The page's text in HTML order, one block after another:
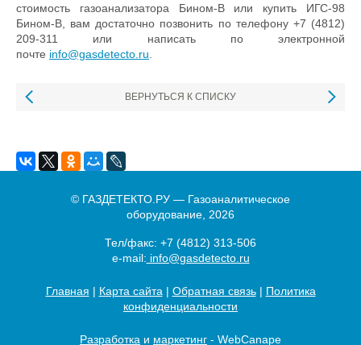
стоимость газоанализатора Бином-В или купить ИГС-98
Бином-В, вам достаточно позвонить по телефону +7 (4812)
209-311 или написать по электронной
почте info@gasdetecto.ru
ВЕРНУТЬСЯ К СПИСКУ
© ГАЗДЕТЕКТО.РУ — Газоаналитическое
оборудование, 2026
Тел/факс: +7 (4812) 313-506
e-mail: info@gasdetecto.ru
Главная | Карта сайта | Обратная связь| Политика
конфиденциальности
Разработка и маркетинг - WebCanape